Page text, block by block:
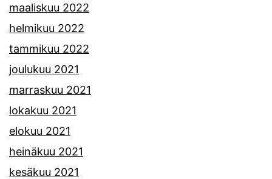
maaliskuu 2022
helmikuu 2022
tammikuu 2022
joulukuu 2021
marraskuu 2021
lokakuu 2021
elokuu 2021
heinäkuu 2021
kesäkuu 2021